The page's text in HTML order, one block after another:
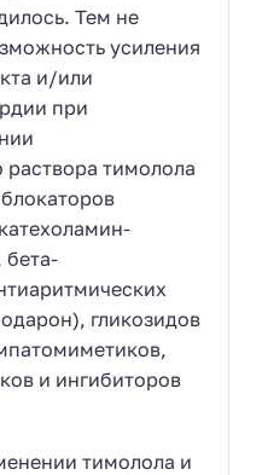
Тем не
усиления
и/или
при
раствора тимолола
гликозидов
и ингибиторов
тимолола и